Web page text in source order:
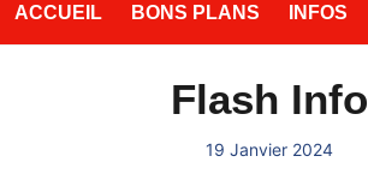
ACCUEIL BONS PLANS INFOS
Flash Info
19 Janvier 2024